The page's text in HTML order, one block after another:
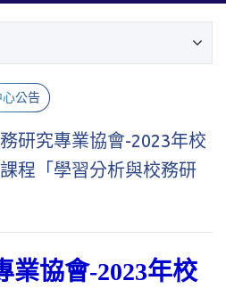
公告
研究專業協會-2023年校
程「學習分析與校務研
業協會-2023年校